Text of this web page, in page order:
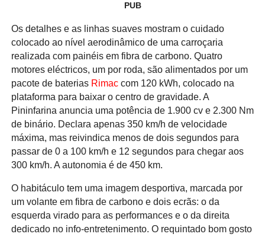
PUB
Os detalhes e as linhas suaves mostram o cuidado
colocado ao nível aerodinâmico de uma carroçaria
realizada com painéis em fibra de carbono. Quatro
motores eléctricos, um por roda, são alimentados por um
pacote de baterias Rimaccom 120 kWh, colocado na
plataforma para baixar o centro de gravidade. A
Pininfarina anuncia uma potência de 1.900 cv e 2.300 Nm
de binário. Declara apenas 350 km/h de velocidade
máxima, mas reivindica menos de dois segundos para
passar de 0 a 100 km/h e 12 segundos para chegar aos
300 km/h. A autonomia é de 450 km.
O habitáculo tem uma imagem desportiva, marcada por
um volante em fibra de carbono e dois ecrãs: o da
esquerda virado para as performances e o da direita
dedicado no info-entretenimento. O requintado bom gosto